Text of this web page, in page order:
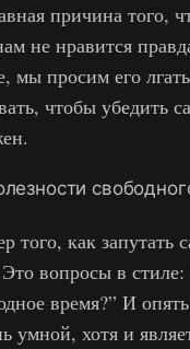
причина того,
не нравится
мы просим его
чтобы убедить
того, как запутать
вопросы в
время?” И
умной, хотя и